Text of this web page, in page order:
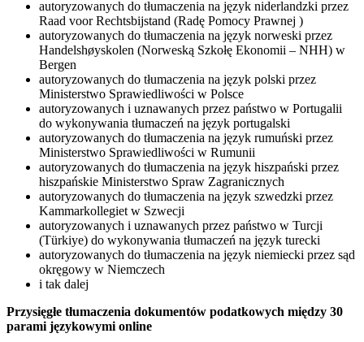
autoryzowanych do tłumaczenia na język niderlandzki przez
Raad voor Rechtsbijstand (Radę Pomocy Prawnej )
autoryzowanych do tłumaczenia na język norweski przez
Handelshøyskolen (Norweską Szkołę Ekonomii – NHH) w
Bergen
autoryzowanych do tłumaczenia na język polski przez
Ministerstwo Sprawiedliwości w Polsce
autoryzowanych i uznawanych przez państwo w Portugalii
do wykonywania tłumaczeń na język portugalski
autoryzowanych do tłumaczenia na język rumuński przez
Ministerstwo Sprawiedliwości w Rumunii
autoryzowanych do tłumaczenia na język hiszpański przez
hiszpańskie Ministerstwo Spraw Zagranicznych
autoryzowanych do tłumaczenia na język szwedzki przez
Kammarkollegiet w Szwecji
autoryzowanych i uznawanych przez państwo w Turcji
(Türkiye) do wykonywania tłumaczeń na język turecki
autoryzowanych do tłumaczenia na język niemiecki przez sąd
okręgowy w Niemczech
i tak dalej
Przysięgłe tłumaczenia dokumentów podatkowych między 30
parami językowymi online